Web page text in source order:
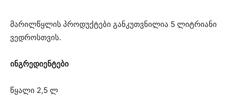
მარილწყლის პროდუქტები განკუთვნილია 5 ლიტრიანი
ვედროსთვის.
ინგრედიენტები
წყალი 2,5 ლ